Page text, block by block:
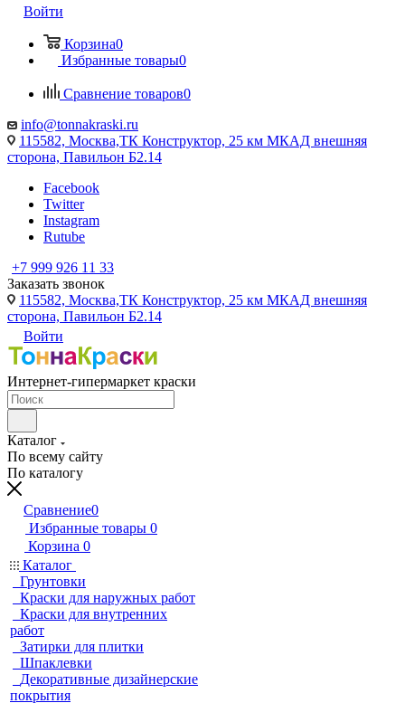
Войти
Корзина0
Избранные товары0
Сравнение товаров0
info@tonnakraski.ru
115582, Москва,ТК Конструктор, 25 км МКАД внешняя
сторона, Павильон Б2.14
Facebook
Twitter
Instagram
Rutube
+7 999 926 11 33
Заказать звонок
115582, Москва,ТК Конструктор, 25 км МКАД внешняя
сторона, Павильон Б2.14
Войти
Интернет-гипермаркет краски
Каталог
По всему сайту
По каталогу
Сравнение0
Избранные товары 0
Корзина 0
Каталог
Грунтовки
Краски для наружных работ
Краски для внутренних
работ
Затирки для плитки
Шпаклевки
Декоративные дизайнерские
покрытия